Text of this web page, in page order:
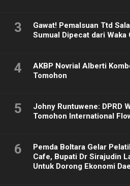
3
Gawat! Pemalsuan Ttd
Sumual Dipecat dari Waka
4
AKBP Novrial Alberti
Tomohon
5
Johny Runtuwene: DPRD
Tomohon International
6
Pemda Boltara Gelar
Cafe, Bupati Dr Sirajudin
Untuk Dorong Ekonomi